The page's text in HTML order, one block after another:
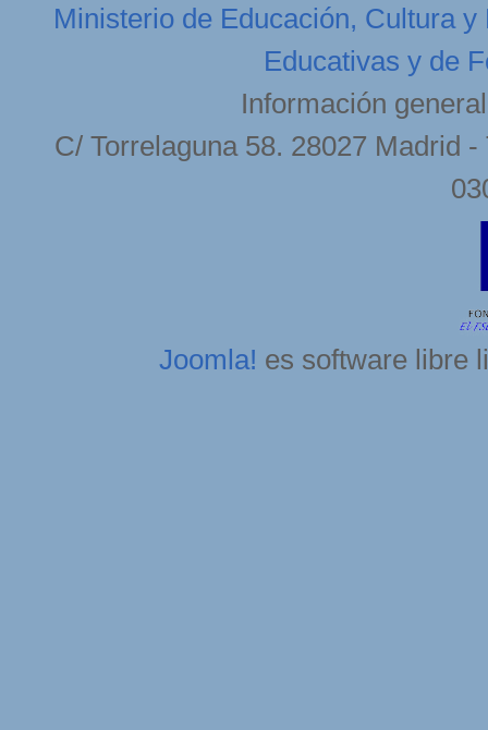
Ministerio de Educación, Cultura y
Educativas y de
Información
C/ Torrelaguna 58. 28027 Madrid
Joomla! es software libre